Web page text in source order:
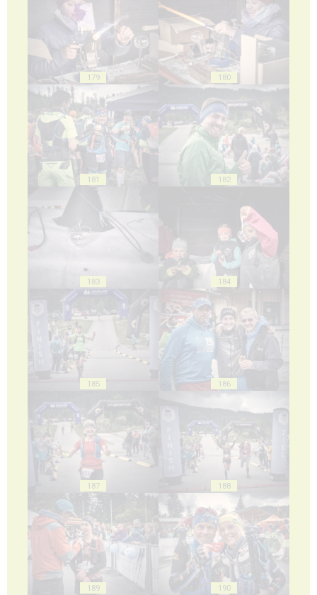
179 180
181 182
183 184
185 186
187 188
189 190